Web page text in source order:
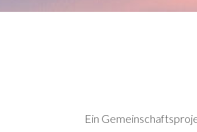
SEITENFUSS
Ein